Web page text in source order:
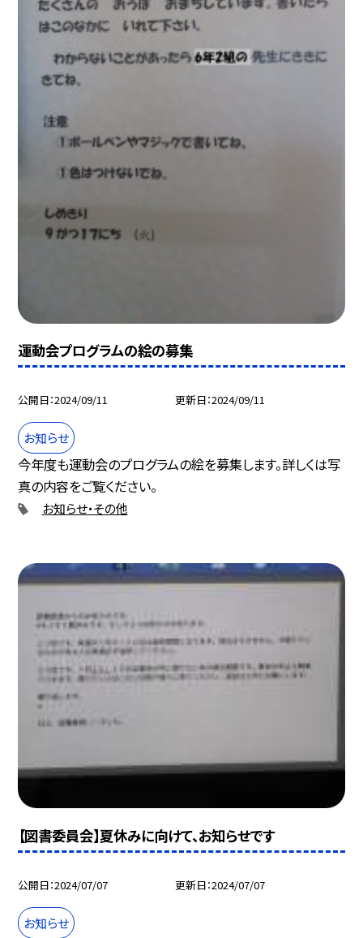
運動会プログラムの絵の募集
公開日 2024/09/11 更新日 2024/09/11
お知らせ
今年度も運動会のプログラムの絵を募集します。詳しくは写
真の内容をご覧ください。
お知らせ・その他
【図書委員会】夏休みに向けて、お知らせです
公開日 2024/07/07 更新日 2024/07/07
お知らせ